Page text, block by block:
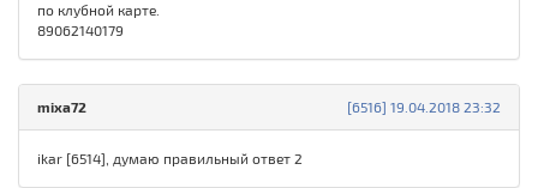
по клубной карте.
89062140179
[6516] 19.04.2018 23:32
mixa72
ikar [6514], думаю правильный ответ 2